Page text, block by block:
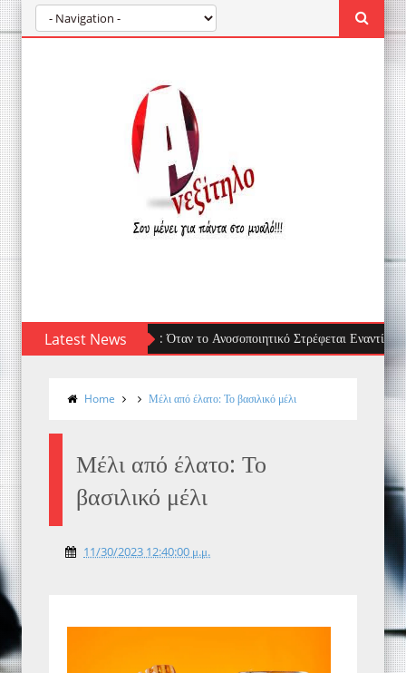
Latest News Τσίμπημα μέδουσας: πρώτες βοήθειες, τι να
Home Μέλι από έλατο: Το βασιλικό μέλι
Μέλι από έλατο: Το
βασιλικό μέλι
11/30/2023 12:40:00 μ.μ.